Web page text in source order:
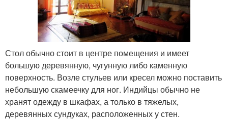
Стол обычно стоит в центре помещения и имеет
большую деревянную, чугунную либо каменную
поверхность. Возле стульев или кресел можно поставить
небольшую скамеечку для ног. Индийцы обычно не
хранят одежду в шкафах, а только в тяжелых,
деревянных сундуках, расположенных у стен.